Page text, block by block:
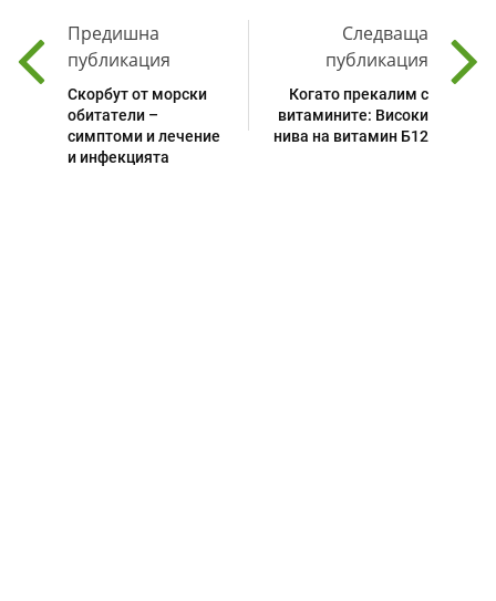
Предишна
публикация
Скорбут от морски
обитатели –
симптоми и лечение
и инфекцията
Следваща
публикация
Когато прекалим с
витамините: Високи
нива на витамин Б12